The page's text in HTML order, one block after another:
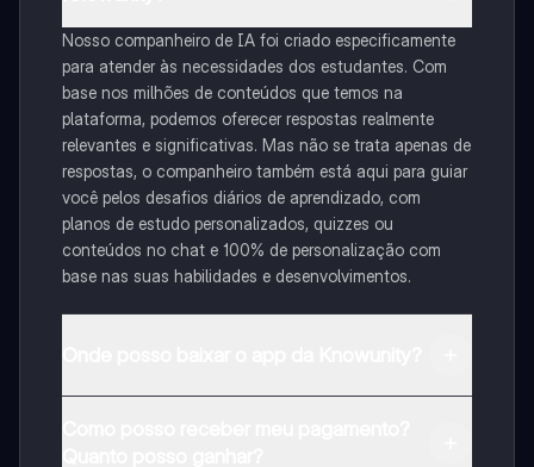
Nosso companheiro de IA foi criado especificamente
para atender às necessidades dos estudantes. Com
base nos milhões de conteúdos que temos na
plataforma, podemos oferecer respostas realmente
relevantes e significativas. Mas não se trata apenas de
respostas, o companheiro também está aqui para guiar
você pelos desafios diários de aprendizado, com
planos de estudo personalizados, quizzes ou
conteúdos no chat e 100% de personalização com
base nas suas habilidades e desenvolvimentos.